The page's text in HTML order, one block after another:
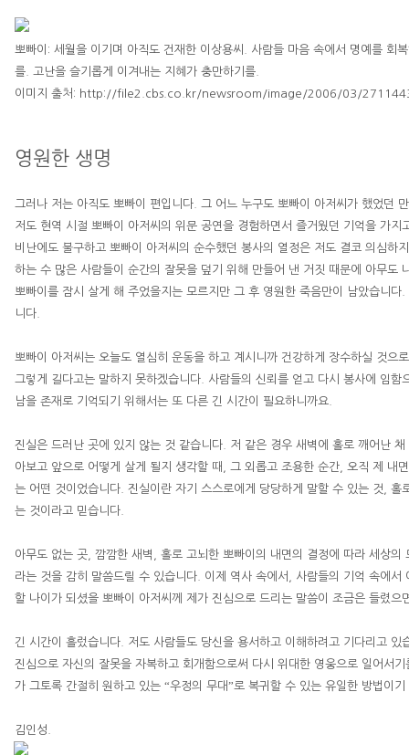
뽀빠이 : 세월을 이기며 아직도 건재한 이상용씨
사람들 마음 속에서 명예를 회
를
고난을 슬기롭게 이겨내는 지혜가 충만하기를
이미지 출처 : http://file2.cbs.co.kr/newsroom/image/2006/03/
영원한 생명
그러나 저는 아직도 뽀빠이 편입니다
그 어느 누구도 뽀빠이 아저씨가 했었던
저도 현역 시절 뽀빠이 아저씨의 위문 공연을 경험하면서 즐거웠던 기억을 가지
비난에도 불구하고 뽀빠이 아저씨의 순수했던 봉사의 열정은 저도 결코 의심하
하는 수 많은 사람들이 순간의 잘못을 덮기 위해 만들어 낸 거짓 때문에 아무도
뽀빠이를 잠시 살게 해 주었을지는 모르지만 그 후 영원한 죽음만이 남았습니다
니다
뽀빠이 아저씨는 오늘도 열심히 운동을 하고 계시니까 건강하게 장수하실 것으
그렇게 길다고는 말하지 못하겠습니다
사람들의 신뢰를 얻고 다시 봉사에 임함
남을 존재로 기억되기 위해서는 또 다른 긴 시간이 필요하니까요
진실은 드러난 곳에 있지 않는 것 같습니다
저 같은 경우 새벽에 홀로 깨어난
아보고 앞으로 어떻게 살게 될지 생각할 때
그 외롭고 조용한 순간
오직 제 내
는 어떤 것이었습니다
진실이란 자기 스스로에게 당당하게 말할 수 있는 것
홀
는 것이라고 믿습니다
아무도 없는 곳 깜깜한 새벽
홀로 고뇌한 뽀빠이의 내면의 결정에 따라 세상의
라는 것을 감히 말씀드릴 수 있습니다
이제 역사 속에서
사람들의 기억 속에서
할 나이가 되셨을 뽀빠이 아저씨께 제가 진심으로 드리는 말씀이 조금은 들렸으
긴 시간이 흘렀습니다
저도 사람들도 당신을 용서하고 이해하려고 기다리고 있
진심으로 자신의 잘못을 자복하고 회개함으로써 다시 위대한 영웅으로 일어서기
가 그토록 간절히 원하고 있는 “우정의 무대”로 복귀할 수 있는 유일한 방법이기
김인성